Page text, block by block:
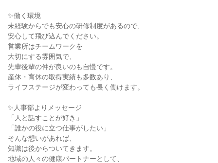
✨働く環境
未経験からでも安心の研修制度があるので、
安心して飛び込んでください。
営業所はチームワークを
大切にする雰囲気で、
先輩後輩の仲が良いのも自慢です。
産休・育休の取得実績も多数あり、
ライフステージが変わっても長く働けます。
✨人事部よりメッセージ
「人と話すことが好き」
「誰かの役に立つ仕事がしたい」
そんな想いがあれば、
知識は後からついてきます。
地域の人々の健康パートナーとして、